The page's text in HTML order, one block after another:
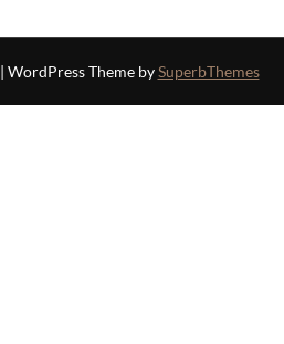
| WordPress Theme bySuperbThemes